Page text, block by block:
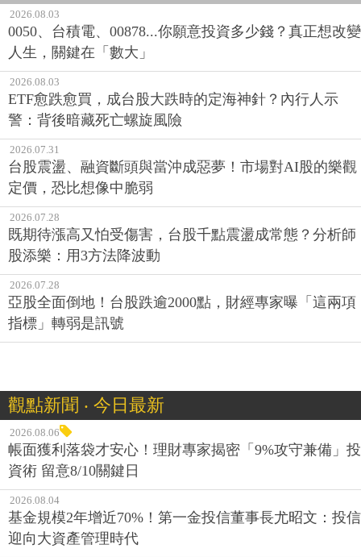
2026.08.03
0050、台積電、00878...你願意投資多少錢？真正想改變
人生，關鍵在「數大」
2026.08.03
ETF愈跌愈買，成台股大跌時的定海神針？內行人示
警：背後暗藏死亡螺旋風險
2026.07.31
台股震盪、融資斷頭與當沖成惡夢！市場對AI股的樂觀
定價，恐比想像中脆弱
2026.07.28
既期待漲高又怕受傷害，台股千點震盪成常態？分析師
股添樂：用3方法降波動
2026.07.28
亞股全面倒地！台股跌逾2000點，財經專家曝「這兩項
指標」轉弱是訊號
觀點新聞 ‧ 今日最新
2026.08.06
帳面獲利落袋才安心！理財專家揭密「9%攻守兼備」投
資術 留意8/10關鍵日
2026.08.04
基金規模2年增近70%！第一金投信董事長尤昭文：投信
迎向大資產管理時代